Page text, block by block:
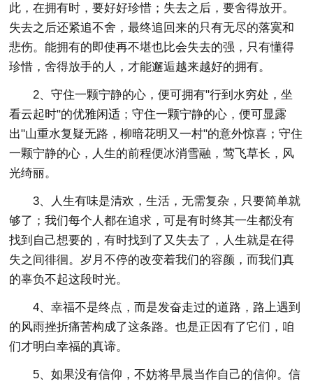
此，在拥有时，要好好珍惜；失去之后，要舍得放开。
失去之后还紧追不舍，最终追回来的只有无尽的落寞和
悲伤。能拥有的即使再不堪也比会失去的强，只有懂得
珍惜，舍得放手的人，才能邂逅越来越好的拥有。
2、守住一颗宁静的心，便可拥有"行到水穷处，坐
看云起时"的优雅闲适；守住一颗宁静的心，便可显露
出"山重水复疑无路，柳暗花明又一村"的意外惊喜；守住
一颗宁静的心，人生的前程便冰消雪融，莺飞草长，风
光绮丽。
3、人生有味是清欢，生活，无需复杂，只要简单就
够了；我们每个人都在追求，可是有时终其一生都没有
找到自己想要的，有时找到了又失去了，人生就是在得
失之间徘徊。岁月不停的改变着我们的容颜，而我们真
的辜负不起这段时光。
4、幸福不是终点，而是发奋走过的道路，路上遇到
的风雨挫折痛苦构成了这条路。也是正因有了它们，咱
们才明白幸福的真谛。
5、如果没有信仰，不妨将早晨当作自己的信仰。信